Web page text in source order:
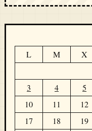
L
M X
3
4 5
10
11 12
17
18 19